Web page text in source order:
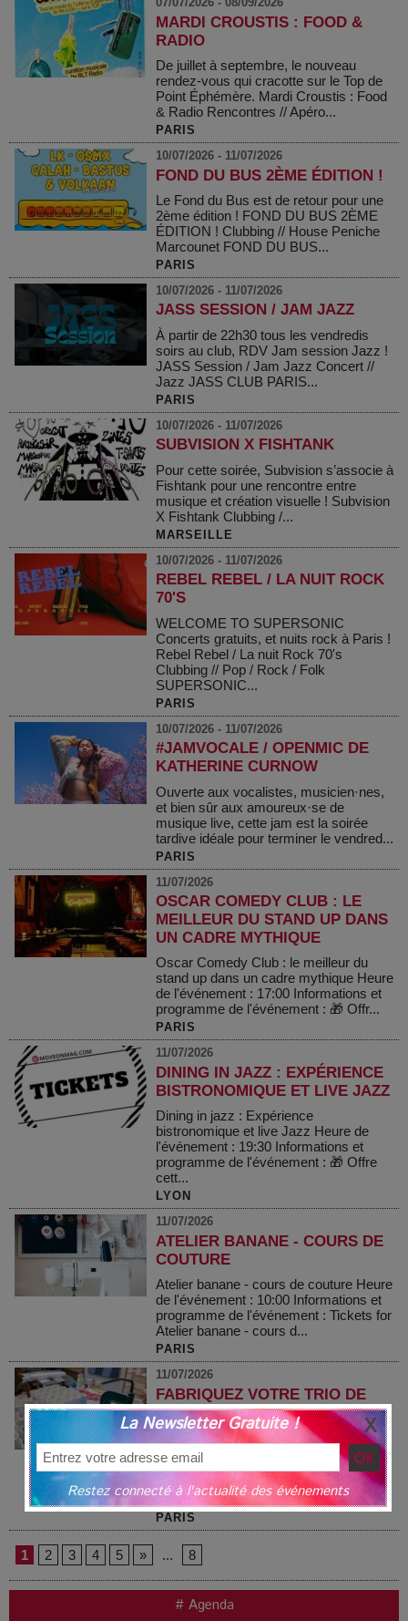
MARDI CROUSTIS : FOOD &
RADIO
De juillet à septembre, le nouveau
rendez-vous qui cracotte sur le Top de
Point Éphémère. Mardi Croustis : Food
& Radio Rencontres // Apéro...
PARIS
10/07/2026 - 11/07/2026
FOND DU BUS 2ÈME ÉDITION !
Le Fond du Bus est de retour pour une
2ème édition ! FOND DU BUS 2ÈME
ÉDITION ! Clubbing // House Peniche
Marcounet FOND DU BUS...
PARIS
10/07/2026 - 11/07/2026
JASS SESSION / JAM JAZZ
À partir de 22h30 tous les vendredis
soirs au club, RDV Jam session Jazz !
JASS Session / Jam Jazz Concert //
Jazz JASS CLUB PARIS...
PARIS
10/07/2026 - 11/07/2026
SUBVISION X FISHTANK
Pour cette soirée, Subvision s’associe à
Fishtank pour une rencontre entre
musique et création visuelle ! Subvision
X Fishtank Clubbing /...
MARSEILLE
10/07/2026 - 11/07/2026
REBEL REBEL / LA NUIT ROCK
70'S
WELCOME TO SUPERSONIC
Concerts gratuits, et nuits rock à Paris !
Rebel Rebel / La nuit Rock 70's
Clubbing // Pop / Rock / Folk
SUPERSONIC...
PARIS
10/07/2026 - 11/07/2026
#JAMVOCALE / OPENMIC DE
KATHERINE CURNOW
Ouverte aux vocalistes, musicien·nes,
et bien sûr aux amoureux·se de
musique live, cette jam est la soirée
tardive idéale pour terminer le vendred...
PARIS
11/07/2026
OSCAR COMEDY CLUB : LE
MEILLEUR DU STAND UP DANS
UN CADRE MYTHIQUE
Oscar Comedy Club : le meilleur du
stand up dans un cadre mythique Heure
de l'événement : 17:00 Informations et
programme de l'événement : 🎁 Offr...
PARIS
11/07/2026
DINING IN JAZZ : EXPÉRIENCE
BISTRONOMIQUE ET LIVE JAZZ
Dining in jazz : Expérience
bistronomique et live Jazz Heure de
l'événement : 19:30 Informations et
programme de l'événement : 🎁 Offre
cett...
LYON
11/07/2026
ATELIER BANANE - COURS DE
COUTURE
Atelier banane - cours de couture Heure
de l'événement : 10:00 Informations et
programme de l'événement : Tickets for
Atelier banane - cours d...
PARIS
11/07/2026
FABRIQUEZ VOTRE TRIO DE
TASSES EN PORCELAINE
Fabriquez votre trio de tasses en
porcelaine Heure de l'événement :
15:00 Informations et programme de
l'événement : Tickets for Fabriquez
votr...
PARIS
1 2 3 4 5 » ... 8
# Agenda
La Newsletter Gratuite !
Restez connecté à l'actualité des événements